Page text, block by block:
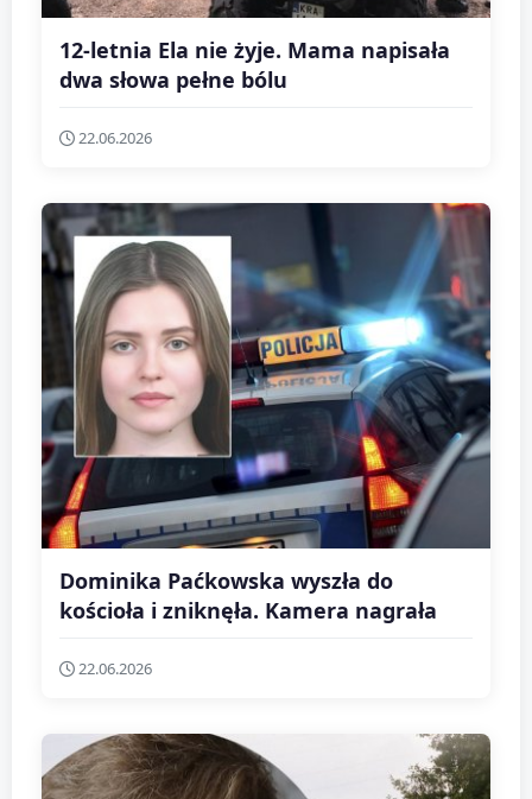
12-letnia Ela nie żyje. Mama napisała
dwa słowa pełne bólu
22.06.2026
Dominika Paćkowska wyszła do
kościoła i zniknęła. Kamera nagrała
22.06.2026